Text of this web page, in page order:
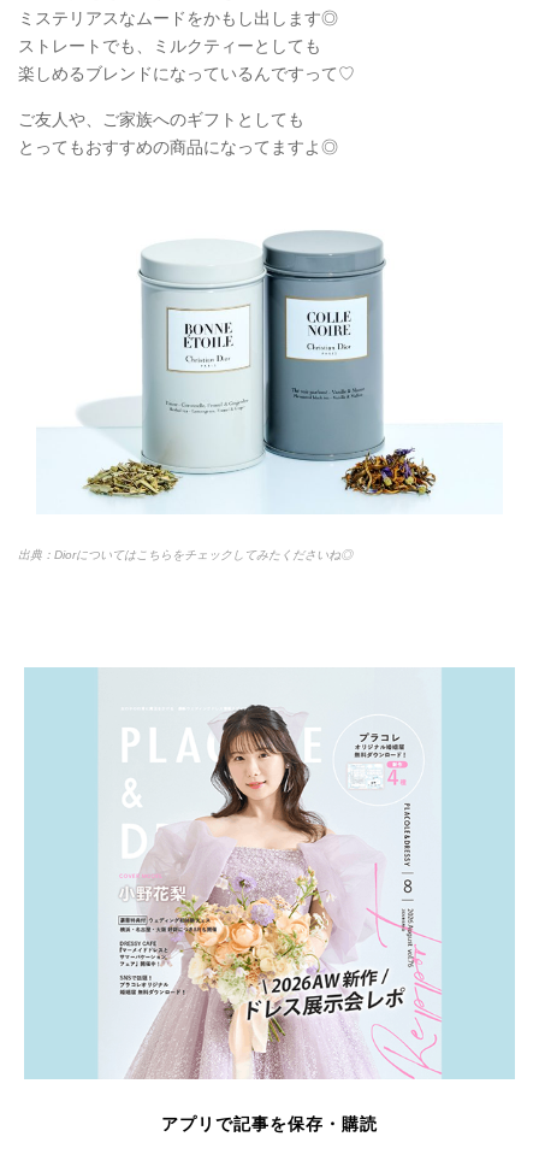
ミステリアスなムードをかもし出します◎
ストレートでも、ミルクティーとしても
楽しめるブレンドになっているんですって♡
ご友人や、ご家族へのギフトとしても
とってもおすすめの商品になってますよ◎
出典：Diorについてはこちらをチェックしてみたくださいね◎
アプリで記事を保存・購読